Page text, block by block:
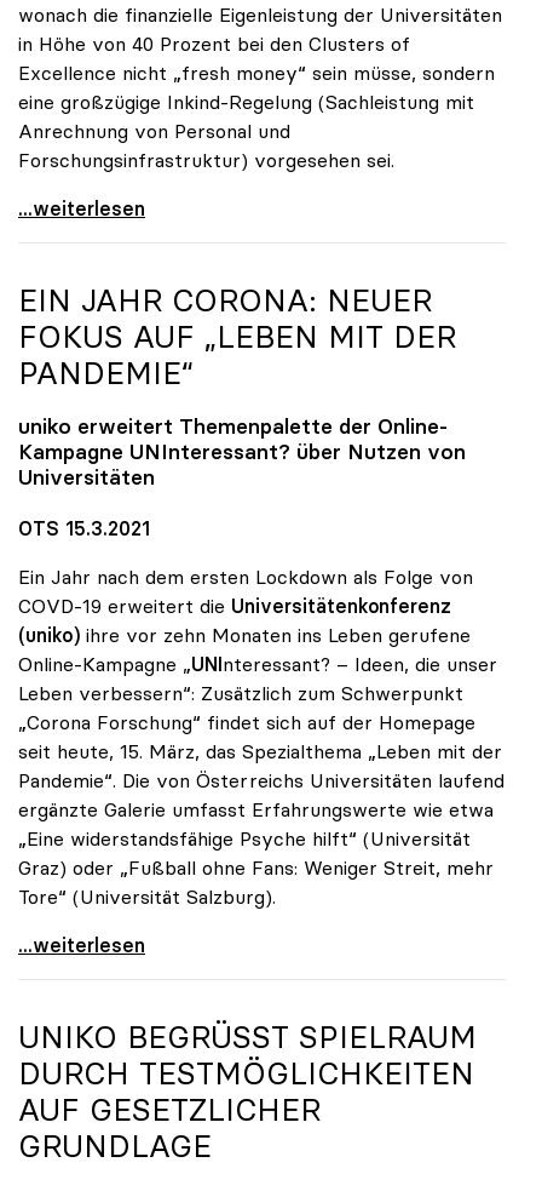
wonach die finanzielle Eigenleistung der Universitäten
in Höhe von 40 Prozent bei den Clusters of
Excellence nicht „fresh money“ sein müsse, sondern
eine großzügige Inkind-Regelung (Sachleistung mit
Anrechnung von Personal und
Forschungsinfrastruktur) vorgesehen sei.
Seidler zur Exzellenzinitiative: Erfolg hängt von
...weiterlesen
EIN JAHR CORONA: NEUER
FOKUS AUF „LEBEN MIT DER
PANDEMIE“
uniko erweitert Themenpalette der Online-
Kampagne UNInteressant? über Nutzen von
Universitäten
OTS 15.3.2021
Ein Jahr nach dem ersten Lockdown als Folge von
COVD-19 erweitert die Universitätenkonferenz
(uniko) ihre vor zehn Monaten ins Leben gerufene
Online-Kampagne „UNInteressant? – Ideen, die unser
Leben verbessern“: Zusätzlich zum Schwerpunkt
„Corona Forschung“ findet sich auf der Homepage
seit heute, 15. März, das Spezialthema „Leben mit der
Pandemie“. Die von Österreichs Universitäten laufend
ergänzte Galerie umfasst Erfahrungswerte wie etwa
„Eine widerstandsfähige Psyche hilft“ (Universität
Graz) oder „Fußball ohne Fans: Weniger Streit, mehr
Tore“ (Universität Salzburg).
Ein Jahr Corona: Neuer Fokus auf „Leben mit der
...weiterlesen
UNIKO BEGRÜSST SPIELRAUM D
URCH TESTMÖGLICHKEITEN A
UF GESETZLICHER G
RUNDLAGE